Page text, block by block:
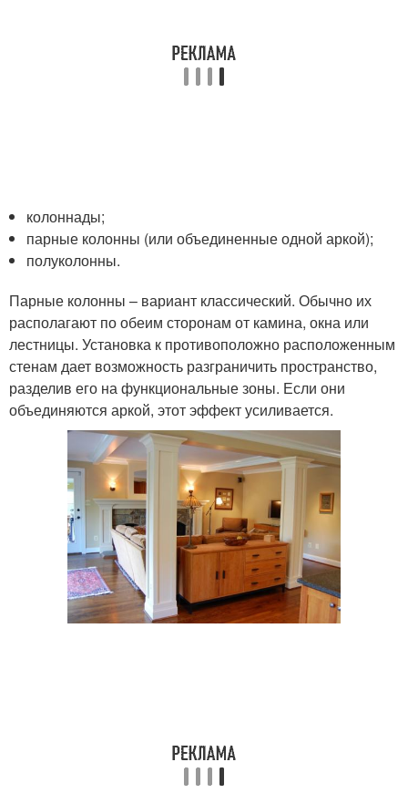
колоннады;
парные колонны (или объединенные одной аркой);
полуколонны.
Парные колонны – вариант классический. Обычно их
располагают по обеим сторонам от камина, окна или
лестницы. Установка к противоположно расположенным
стенам дает возможность разграничить пространство,
разделив его на функциональные зоны. Если они
объединяются аркой, этот эффект усиливается.